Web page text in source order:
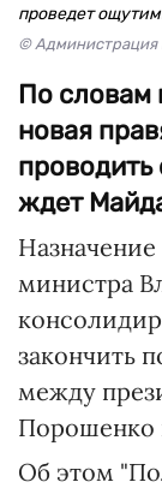
проведет
© Администрация
По словам
новая
ждет
министра
закончить
между
Порошенко
Об этом